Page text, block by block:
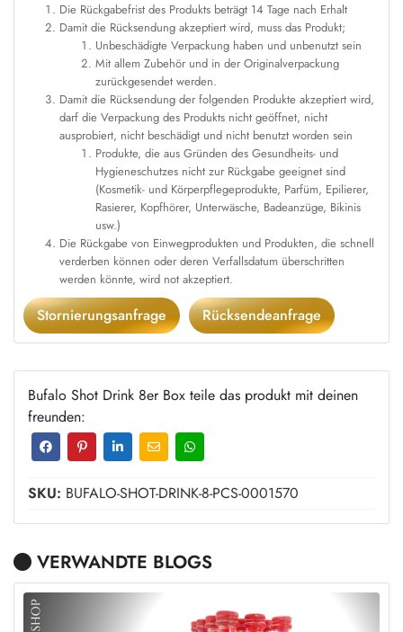
Die Rückgabefrist des Produkts beträgt 14 Tage nach Erhalt
Damit die Rücksendung akzeptiert wird, muss das Produkt;
Unbeschädigte Verpackung haben und unbenutzt sein
Mit allem Zubehör und in der Originalverpackung
zurückgesendet werden.
Damit die Rücksendung der folgenden Produkte akzeptiert wird,
darf die Verpackung des Produkts nicht geöffnet, nicht
ausprobiert, nicht beschädigt und nicht benutzt worden sein
Produkte, die aus Gründen des Gesundheits- und
Hygieneschutzes nicht zur Rückgabe geeignet sind
(Kosmetik- und Körperpflegeprodukte, Parfüm, Epilierer,
Rasierer, Kopfhörer, Unterwäsche, Badeanzüge, Bikinis
usw.)
Die Rückgabe von Einwegprodukten und Produkten, die schnell
verderben können oder deren Verfallsdatum überschritten
werden könnte, wird not akzeptiert.
Stornierungsanfrage Rücksendeanfrage
Bufalo Shot Drink 8er Box teile das produkt mit deinen
freunden:
SKU: BUFALO-SHOT-DRINK-8-PCS-0001570
VERWANDTE BLOGS